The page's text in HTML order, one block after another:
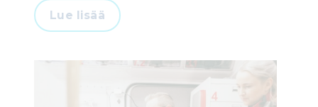
Lue lisää